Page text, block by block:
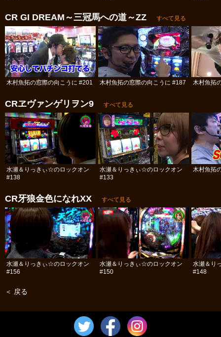
CR GI DREAM～三冠馬への道～ZZ すべて見る
木村魚拓の窓際の向こうに #201 木村魚拓の窓際の向こうに #187 木村魚拓
CRヱヴァンゲリヲン9 すべて見る
水瀬＆りっきぃ☆のロックオン
#138
水瀬＆りっきぃ☆のロックオン
#133
木村魚拓
CR牙狼金色になれXX すべて見る
水瀬＆りっきぃ☆のロックオン
#156
水瀬＆りっきぃ☆のロックオン
#150
水瀬＆り
#148
＜ 戻る